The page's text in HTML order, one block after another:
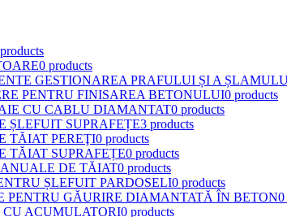
0 products
GESTIONAREA PRAFULUI ȘI A
PENTRU FINISAREA BETONULUI0 products
CU CABLU DIAMANTAT0 products
ȘLEFUIT SUPRAFEȚE3 products
TĂIAT PEREŢI0 products
TĂIAT SUPRAFEȚE0 products
DE TĂIAT0 products
ȘLEFUIT PARDOSELI0 products
PENTRU GĂURIRE DIAMANTATĂ ÎN BETON0
CU ACUMULATORI0 products